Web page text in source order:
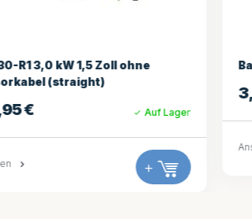
Lager
Balboa Heizung Terminal
3,25